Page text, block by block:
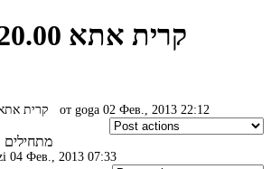
4.02.2013 20.00 קרית אתא
от goga 02 Фев., 2013 22:12
מתחילים
04 Фев., 2013 07:33